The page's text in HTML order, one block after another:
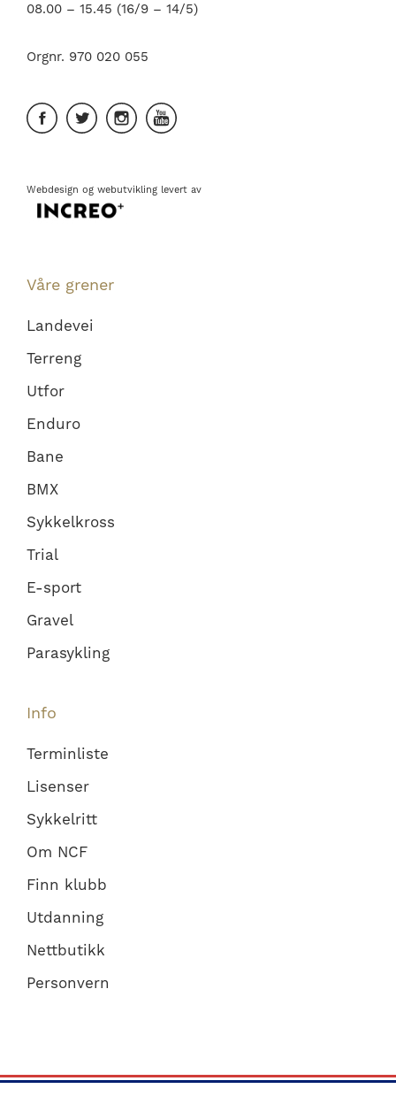
08.00 – 15.45 (16/9 – 14/5)
Orgnr. 970 020 055
Webdesign og webutvikling levert av
Våre grener
Landevei
Terreng
Utfor
Enduro
Bane
BMX
Sykkelkross
Trial
E-sport
Gravel
Parasykling
Info
Terminliste
Lisenser
Sykkelritt
Om NCF
Finn klubb
Utdanning
Nettbutikk
Personvern